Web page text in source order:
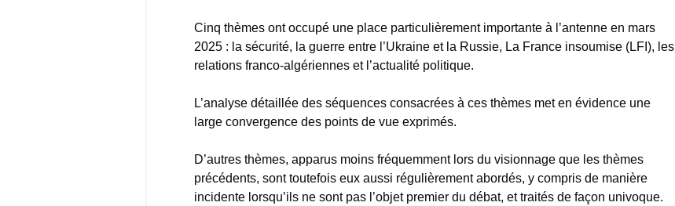
Cinq thèmes ont occupé une place particulièrement importante à l’antenne en mars
2025 : la sécurité, la guerre entre l’Ukraine et la Russie, La France insoumise (LFI), les
relations franco-algériennes et l’actualité politique.
L’analyse détaillée des séquences consacrées à ces thèmes met en évidence une
large convergence des points de vue exprimés.
D’autres thèmes, apparus moins fréquemment lors du visionnage que les thèmes
précédents, sont toutefois eux aussi régulièrement abordés, y compris de manière
incidente lorsqu’ils ne sont pas l’objet premier du débat, et traités de façon univoque.